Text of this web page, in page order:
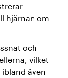
hjärnan om
och
vilket
ibland även